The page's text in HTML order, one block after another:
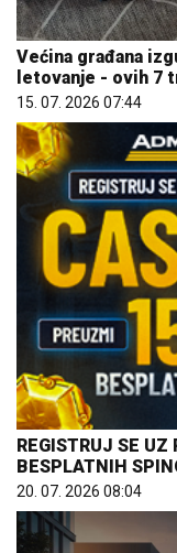
Većina građana
letovanje - ovih 7
15. 07. 2026 07:44
REGISTRUJ SE
BESPLATNIH
20. 07. 2026 08:04